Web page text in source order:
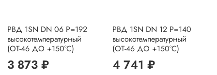
РВД 1SN DN 06 P=192
высокотемпературный
(ОТ-46 ДО +150°C)
3 873 ₽
РВД 1SN DN 12 P=140
высокотемпературный
(ОТ-46 ДО +150°C)
4 741 ₽